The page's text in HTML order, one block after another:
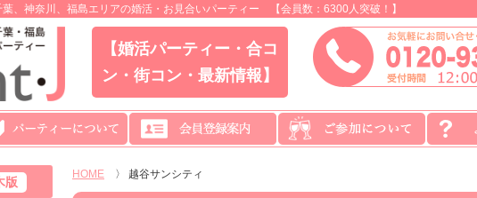
、神奈川、福島エリアの婚活・お見合いパーティー 【会員数：6300人突破！】
【婚活パーティー・合コ
ン・街コン・最新情報】
版
HOME 〉 越谷サンシティ